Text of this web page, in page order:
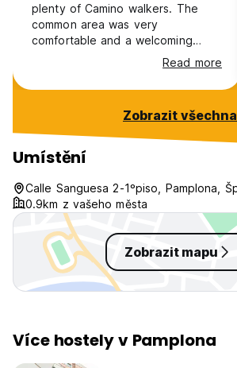
plenty of Camino walkers. The
common area was very
comfortable and a welcoming
environment. Free coffee from
5am-5pm while I was there. And
the staff were very friendly.
Read more
Zobrazit
Umístění
Calle Sanguesa 2-1ºpiso, Pamplona,
0.9km z vašeho města
Zobrazit mapu
Více hostely v Pamplona